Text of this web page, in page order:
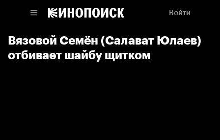
Войти
Вязовой Семён (Салават Юлаев)
отбивает шайбу щитком